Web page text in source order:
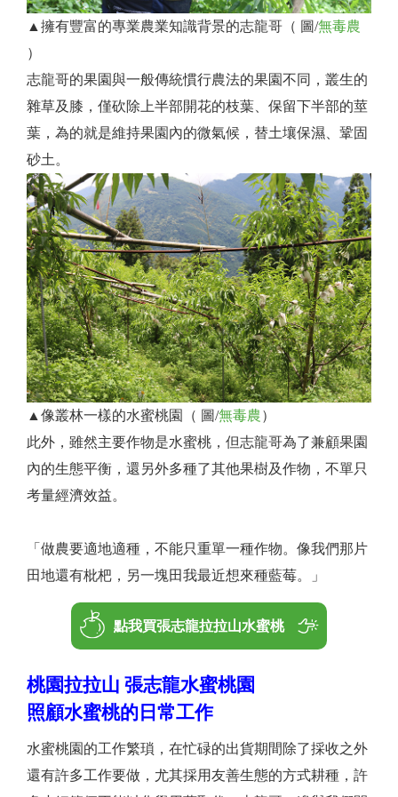
▲擁有豐富的專業農業知識背景的志龍哥（ 圖/無毒農
）
志龍哥的果園與一般傳統慣行農法的果園不同，叢生的
雜草及膝，僅砍除上半部開花的枝葉、保留下半部的莖
葉，為的就是維持果園內的微氣候，替土壤保濕、鞏固
砂土。
▲像叢林一樣的水蜜桃園（ 圖/無毒農）
此外，雖然主要作物是水蜜桃，但志龍哥為了兼顧果園
內的生態平衡，還另外多種了其他果樹及作物，不單只
考量經濟效益。
「做農要適地適種，不能只重單一種作物。像我們那片
田地還有枇杷，另一塊田我最近想來種藍莓。」
點我買張志龍拉拉山水蜜桃
桃園拉拉山 張志龍水蜜桃園
照顧水蜜桃的日常工作
水蜜桃園的工作繁瑣，在忙碌的出貨期間除了採收之外
還有許多工作要做，尤其採用友善生態的方式耕種，許